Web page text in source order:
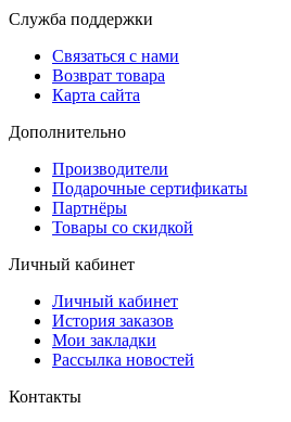
Служба поддержки
Связаться с нами
Возврат товара
Карта сайта
Дополнительно
Производители
Подарочные сертификаты
Партнёры
Товары со скидкой
Личный кабинет
Личный кабинет
История заказов
Мои закладки
Рассылка новостей
Контакты